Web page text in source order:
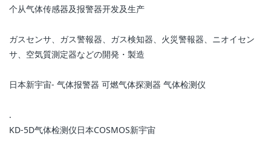
个从气体传感器及报警器开发及生产
ガスセンサ、ガス警報器、ガス検知器、火災警報器、ニオイセン
サ、空気質測定器などの開発・製造
日本新宇宙- 气体报警器 可燃气体探测器 气体检测仪
.
KD-5D气体检测仪日本COSMOS新宇宙